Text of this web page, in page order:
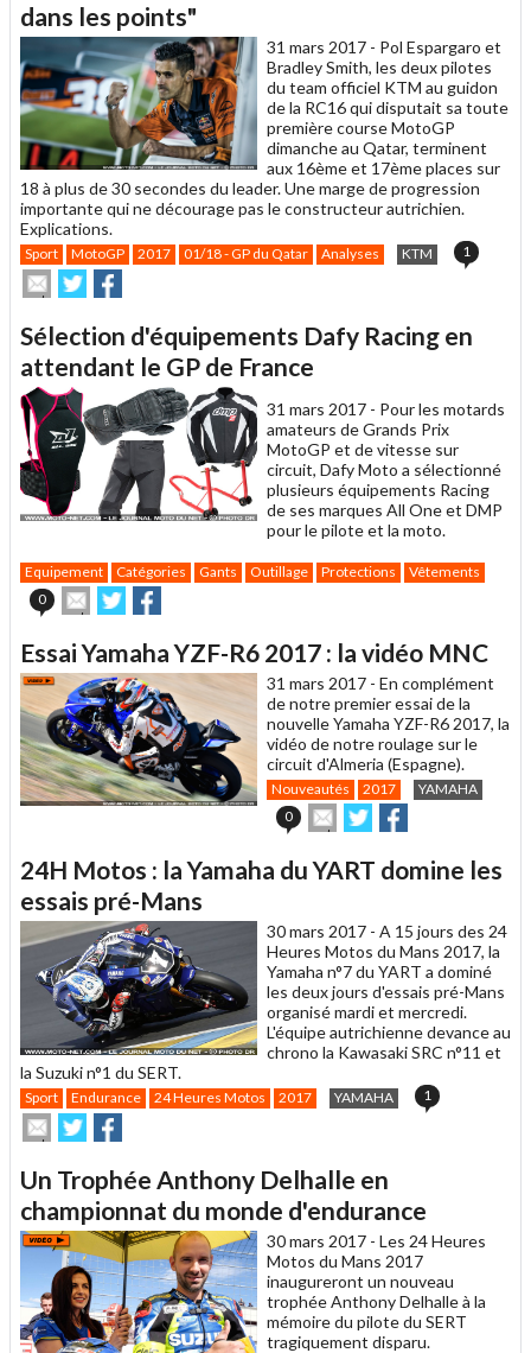
dans les points"
31 mars 2017 - Pol Espargaro et
Bradley Smith, les deux pilotes
du team officiel KTM au guidon
de la RC16 qui disputait sa toute
première course MotoGP
dimanche au Qatar, terminent
aux 16ème et 17ème places sur
18 à plus de 30 secondes du leader. Une marge de progression
importante qui ne décourage pas le constructeur autrichien.
Explications.
Sport MotoGP 2017 01/18 - GP du Qatar Analyses KTM 1
Envoyer
cet
à
un
ami
Partager
sur
sur
Sélection d'équipements Dafy Racing en
attendant le GP de France
31 mars 2017 - Pour les motards
amateurs de Grands Prix
MotoGP et de vitesse sur
circuit, Dafy Moto a sélectionné
plusieurs équipements Racing
de ses marques All One et DMP
pour le pilote et la moto.
Equipement Catégories Gants Outillage Protections
Vêtements
0
Envoyer
cet
à
un
ami
Partager
sur sur
Essai Yamaha YZF-R6 2017 : la vidéo MNC
31 mars 2017 - En complément
de notre premier essai de la
nouvelle Yamaha YZF-R6 2017, la
vidéo de notre roulage sur le
circuit d'Almeria (Espagne).
Nouveautés 2017
YAMAHA
0
Envoyer
cet
à
Partager
sur sur
24H Motos : la Yamaha du YART domine les
essais pré-Mans
30 mars 2017 - A 15 jours des 24
Heures Motos du Mans 2017, la
Yamaha n°7 du YART a dominé
les deux jours d'essais pré-Mans
organisé mardi et mercredi.
L'équipe autrichienne devance au
chrono la Kawasaki SRC n°11 et
la Suzuki n°1 du SERT.
Sport Endurance 24 Heures Motos 2017 YAMAHA 1
Envoyer
cet
à
un
ami
Partager
sur
sur
Un Trophée Anthony Delhalle en
championnat du monde d'endurance
30 mars 2017 - Les 24 Heures
Motos du Mans 2017
inaugureront un nouveau
trophée Anthony Delhalle à la
mémoire du pilote du SERT
tragiquement disparu.